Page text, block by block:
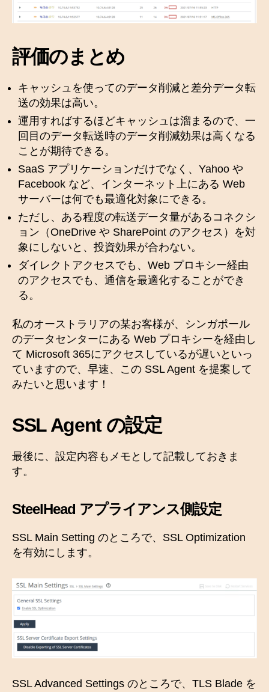
評価のまとめ
キャッシュを使ってのデータ削減と差分データ転
送の効果は高い。
運用すればするほどキャッシュは溜まるので、一
回目のデータ転送時のデータ削減効果は高くなる
ことが期待できる。
SaaS アプリケーションだけでなく、Yahoo や
Facebook など、インターネット上にある Web
サーバーは何でも最適化対象にできる。
ただし、ある程度の転送データ量があるコネクシ
ョン（OneDrive や SharePoint のアクセス）を対
象にしないと、投資効果が合わない。
ダイレクトアクセスでも、Web プロキシー経由
のアクセスでも、通信を最適化することができ
る。
私のオーストラリアの某お客様が、シンガポール
のデータセンターにある Web プロキシーを経由し
て Microsoft 365にアクセスしているが遅いといっ
ていますので、早速、この SSL Agent を提案して
みたいと思います！
SSL Agent の設定
最後に、設定内容もメモとして記載しておきま
す。
SteelHead アプライアンス側設定
SSL Main Setting のところで、SSL Optimization
を有効にします。
SSL Advanced Settings のところで、TLS Blade を